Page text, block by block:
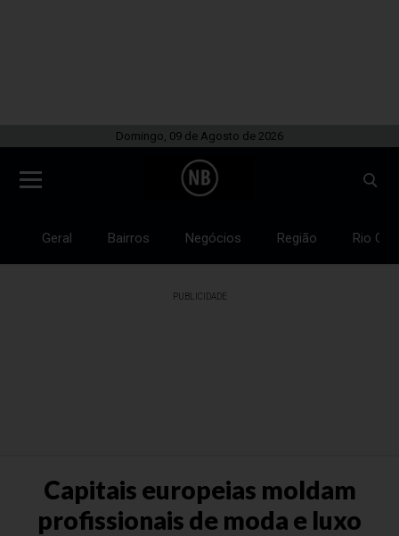
Domingo, 09 de Agosto de 2026
Geral Bairros Negócios Região Rio
PUBLICIDADE
Capitais europeias moldam
profissionais de moda e luxo